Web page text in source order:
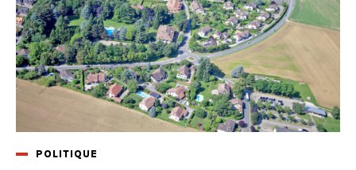
POLITIQUE